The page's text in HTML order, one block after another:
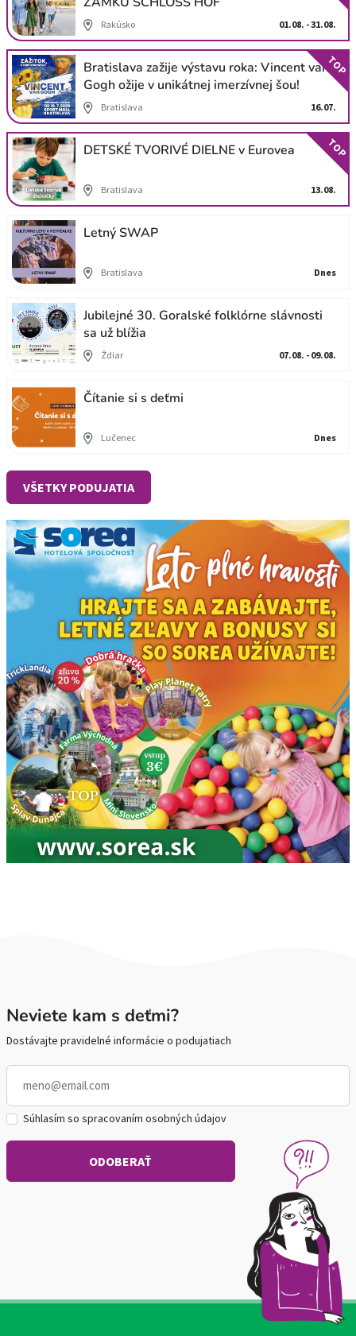
Rakúsko 01.08. - 31.08.
Bratislava zažije výstavu roka: Vincent van
Gogh ožije v unikátnej imerzívnej šou!
Bratislava 16.07.
TOP
DETSKÉ TVORIVÉ DIELNE v Eurovea
Bratislava 13.08.
TOP
Letný SWAP
Bratislava Dnes
Jubilejné 30. Goralské folklórne slávnosti
sa už blížia
Ždiar 07.08. - 09.08.
Čítanie si s deťmi
Lučenec Dnes
VŠETKY PODUJATIA
Neviete kam s deťmi?
Dostávajte pravidelné informácie o podujatiach
Súhlasím so spracovaním osobných údajov